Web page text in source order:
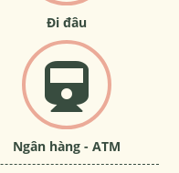
Đi đâu
Ngân hàng - ATM